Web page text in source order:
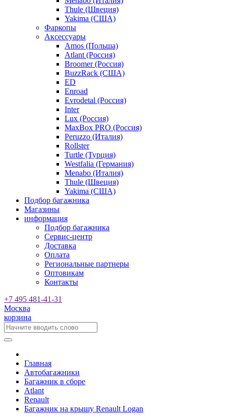
Thule (Швеция)
Yakima (США)
Фаркопы
Аксессуары
Amos (Польша)
Atlant (Россия)
Broomer (Россия)
BuzzRack (США)
ED
Enroad
Evrodetal (Россия)
Inter
Lux (Россия)
MaxBox PRO (Россия)
Peruzzo (Италия)
Rollster
Turtle (Турция)
Westfalia (Германия)
Menabo (Италия)
Thule (Швеция)
Yakima (США)
Подбор багажника
Магазины
информация
Подбор багажника
Сервис-центр
Доставка
Оплата
Региональные партнеры
Оптовикам
Контакты
+7 495 481-41-31
Москва
корзина
Главная
Автобагажники
Багажник в сборе
Atlant
Renault
Багажник на крышу Renault Logan